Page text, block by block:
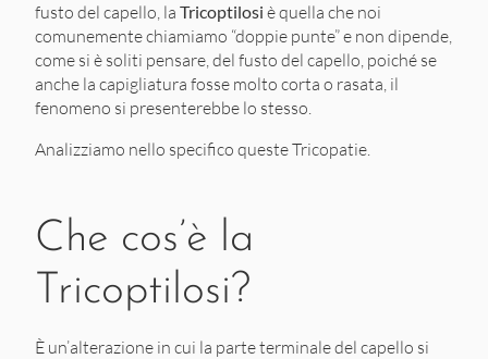
fusto del capello, la Tricoptilosi è quella che noi
comunemente chiamiamo “doppie punte” e non dipende,
come si è soliti pensare, del fusto del capello, poiché se
anche la capigliatura fosse molto corta o rasata, il
fenomeno si presenterebbe lo stesso.
Analizziamo nello specifico queste Tricopatie.
Che cos’è la
Tricoptilosi?
È un’alterazione in cui la parte terminale del capello si